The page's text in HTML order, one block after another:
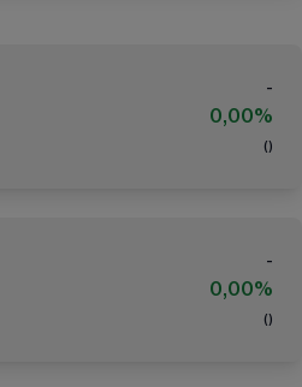
-
0,00%
( )
-
0,00%
( )